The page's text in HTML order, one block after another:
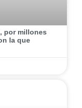
por millones
la que